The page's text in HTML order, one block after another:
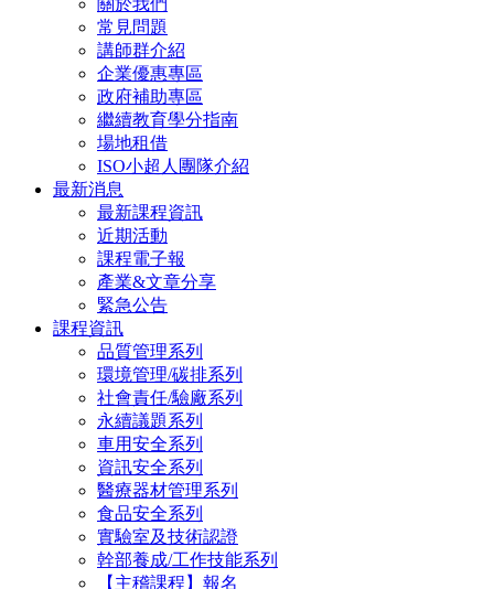
關於我們
常見問題
講師群介紹
企業優惠專區
政府補助專區
繼續教育學分指南
場地租借
ISO小超人團隊介紹
最新消息
最新課程資訊
近期活動
課程電子報
產業&文章分享
緊急公告
課程資訊
品質管理系列
環境管理/碳排系列
社會責任/驗廠系列
永續議題系列
車用安全系列
資訊安全系列
醫療器材管理系列
食品安全系列
實驗室及技術認證
幹部養成/工作技能系列
【主稽課程】報名